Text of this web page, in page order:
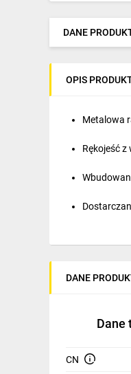
Ogrzewanie
Elektronarzędzia i
Napędy
Inne
Smart home
DANE
OPIS
Metalowa
Rękojeść
DANE
Dane
CN